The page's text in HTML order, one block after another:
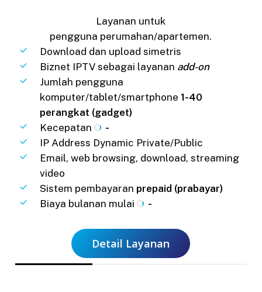
Layanan untuk
pengguna perumahan/apartemen.
Download dan upload simetris
Biznet IPTV sebagai layanan add-on
Jumlah pengguna
komputer/tablet/smartphone1-40
perangkat (gadget)
Kecepatan
-
IP Address Dynamic Private/Public
Email, web browsing, download, streaming
video
Sistem pembayaran prepaid (prabayar)
Biaya bulanan mulai
-
Detail Layanan